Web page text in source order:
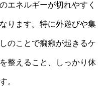
エネルギーが切れやすく
ります。特に外遊びや集
のことで癇癪が起きるケ
整えること、しっかり休
。